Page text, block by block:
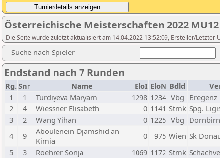
Österreichische Meisterschaften 2022 MU12
Die Seite wurde zuletzt aktualisiert am 14.04.2022 13:52:09, Ersteller/Letzter
Suche nach Spieler
Endstand nach 7 Runden
Rg.Snr Name EloI EloN Bdld
1
1 Turdiyeva Maryam 1298 1234 Vbg Bregenz
2
4 Wiessner Elisabeth 0 1141 Stmk Spg.
3
2 Wang Yihan 0 1225 Vbg Dornbirn
4
9
Aboulenein-Djamshidian
Kimia
0 975 Wien Sk
5
3 Roehrer Sonja 1069 1172 Stmk